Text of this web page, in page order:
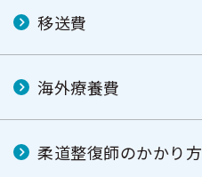
移送費
海外療養費
柔道整復師のかかり方